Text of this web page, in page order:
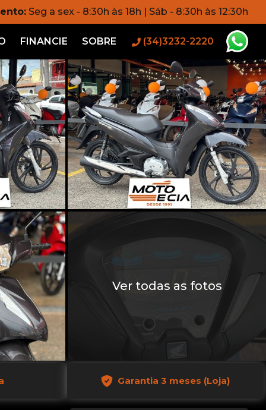
Seg a sex - 8:30h às 18h | Sáb - 8:30h às 12:30h
FINANCIE SOBRE (34)3232-2220
Ver todas as fotos
Garantia 3 meses (Loja)